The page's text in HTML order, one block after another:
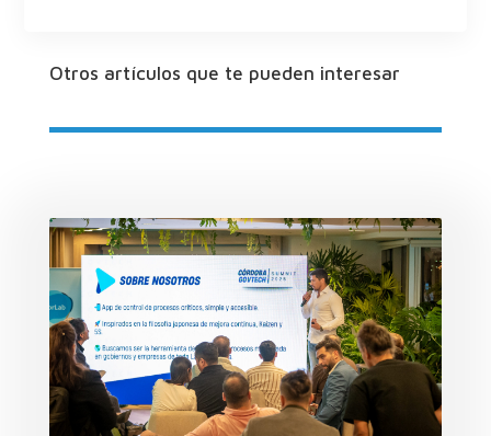
Otros artículos que te pueden interesar